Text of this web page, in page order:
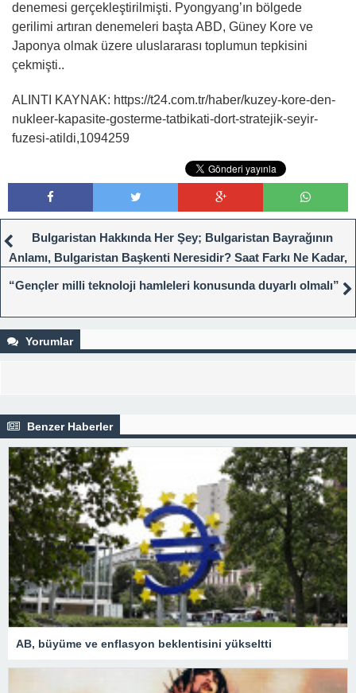
denemesi gerçekleştirilmişti. Pyongyang’ın bölgede
gerilimi artıran denemeleri başta ABD, Güney Kore ve
Japonya olmak üzere uluslararası toplumun tepkisini
çekmişti..
ALINTI KAYNAK: https://t24.com.tr/haber/kuzey-kore-den-
nukleer-kapasite-gosterme-tatbikati-dort-stratejik-seyir-
fuzesi-atildi,1094259
Bulgaristan Hakkında Her Şey; Bulgaristan Bayrağının
Anlamı, Bulgaristan Başkenti Neresidir? Saat Farkı Ne Kadar,
Para Birimi Nedir?
“Gençler milli teknoloji hamleleri konusunda duyarlı olmalı”
Yorumlar
Benzer Haberler
AB, büyüme ve enflasyon beklentisini yükseltti